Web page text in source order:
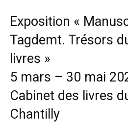
Exposition «
Tagdemt. Trésors
livres »
5 mars – 30 mai
Cabinet des livres
Chantilly